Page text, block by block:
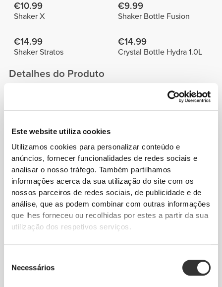
Este website utiliza cookies
Utilizamos cookies para personalizar conteúdo e
anúncios, fornecer funcionalidades de redes sociais e
analisar o nosso tráfego. Também partilhamos
informações acerca da sua utilização do site com os
nossos parceiros de redes sociais, de publicidade e de
análise, que as podem combinar com outras informações
que lhes forneceu ou recolhidas por estes a partir da sua
utilização dos respetivos serviços.
Necessários
€10.99
Shaker X
€9.99
Shaker Bottle Fusion
€14.99
Shaker Stratos
€14.99
Crystal Bottle Hydra 1.0L
Detalhes do Produto